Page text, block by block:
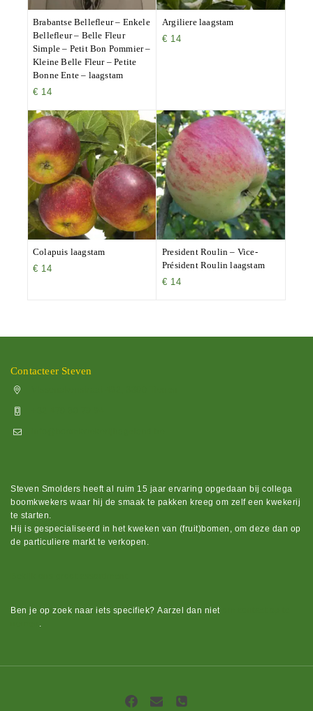
Brabantse Bellefleur – Enkele
Bellefleur – Belle Fleur
Simple – Petit Bon Pommier –
Kleine Belle Fleur – Petite
Bonne Ente – laagstam
€ 14
Argiliere laagstam
€ 14
Colapuis laagstam
€ 14
President Roulin – Vice-
Président Roulin laagstam
€ 14
Contacteer Steven
Steven Smolders heeft al ruim 15 jaar ervaring opgedaan bij collega
boomkwekers waar hij de smaak te pakken kreeg om zelf een kwekerij
te starten.
Hij is gespecialiseerd in het kweken van (fruit)bomen, om deze dan op
de particuliere markt te verkopen.
Ben je op zoek naar iets specifiek? Aarzel dan niet
.